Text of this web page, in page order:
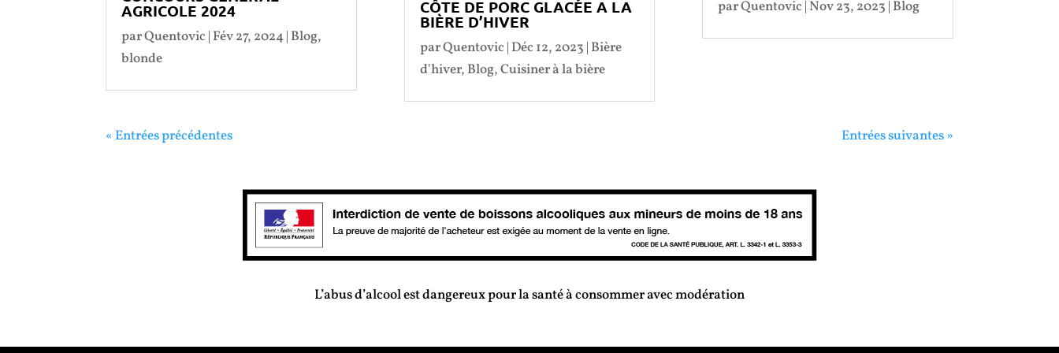
AGRICOLE 2024
parQuentovic | Fév 27, 2024| Blog,
blonde
CÔTE DE PORC GLACÉE A LA
BIÈRE D’HIVER
parQuentovic | Déc 12, 2023 | Bière
d'hiver, Blog,Cuisiner à la bière
parQuentovic | Nov 23, 2023 | Blog
« Entrées précédentes Entrées suivantes »
L’abus d’alcool est dangereux pour la santé à consommer avec modération